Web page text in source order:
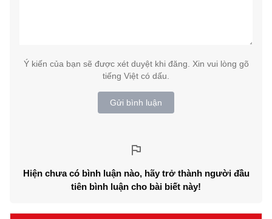
Ý kiến của bạn sẽ được xét duyệt khi đăng. Xin vui lòng gõ
tiếng Việt có dấu.
Gửi bình luận
Hiện chưa có bình luận nào, hãy trở thành người đầu
tiên bình luận cho bài biết này!